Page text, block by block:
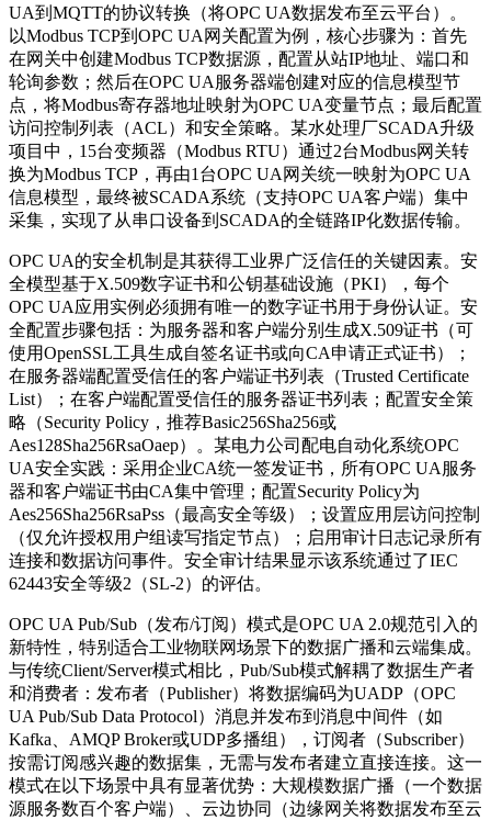
UA到MQTT的协议转换（将OPC UA数据发布至云平台）。
以Modbus TCP到OPC UA网关配置为例，核心步骤为：首先
在网关中创建Modbus TCP数据源，配置从站IP地址、端口和
轮询参数；然后在OPC UA服务器端创建对应的信息模型节
点，将Modbus寄存器地址映射为OPC UA变量节点；最后配置
访问控制列表（ACL）和安全策略。某水处理厂SCADA升级
项目中，15台变频器（Modbus RTU）通过2台Modbus网关转
换为Modbus TCP，再由1台OPC UA网关统一映射为OPC UA
信息模型，最终被SCADA系统（支持OPC UA客户端）集中
采集，实现了从串口设备到SCADA的全链路IP化数据传输。
OPC UA的安全机制是其获得工业界广泛信任的关键因素。安
全模型基于X.509数字证书和公钥基础设施（PKI），每个
OPC UA应用实例必须拥有唯一的数字证书用于身份认证。安
全配置步骤包括：为服务器和客户端分别生成X.509证书（可
使用OpenSSL工具生成自签名证书或向CA申请正式证书）；
在服务器端配置受信任的客户端证书列表（Trusted Certificate
List）；在客户端配置受信任的服务器证书列表；配置安全策
略（Security Policy，推荐Basic256Sha256或
Aes128Sha256RsaOaep）。某电力公司配电自动化系统OPC
UA安全实践：采用企业CA统一签发证书，所有OPC UA服务
器和客户端证书由CA集中管理；配置Security Policy为
Aes256Sha256RsaPss（最高安全等级）；设置应用层访问控制
（仅允许授权用户组读写指定节点）；启用审计日志记录所有
连接和数据访问事件。安全审计结果显示该系统通过了IEC
62443安全等级2（SL-2）的评估。
OPC UA Pub/Sub（发布/订阅）模式是OPC UA 2.0规范引入的
新特性，特别适合工业物联网场景下的数据广播和云端集成。
与传统Client/Server模式相比，Pub/Sub模式解耦了数据生产者
和消费者：发布者（Publisher）将数据编码为UADP（OPC
UA Pub/Sub Data Protocol）消息并发布到消息中间件（如
Kafka、AMQP Broker或UDP多播组），订阅者（Subscriber）
按需订阅感兴趣的数据集，无需与发布者建立直接连接。这一
模式在以下场景中具有显著优势：大规模数据广播（一个数据
源服务数百个客户端）、云边协同（边缘网关将数据发布至云